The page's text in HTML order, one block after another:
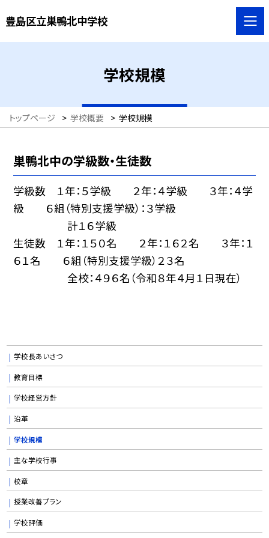
豊島区立巣鴨北中学校
学校規模
トップページ > 学校概要 > 学校規模
巣鴨北中の学級数・生徒数
学級数 １年：５学級 ２年：４学級 ３年：４学
級 ６組（特別支援学級）：３学級
計１６学級
生徒数 １年：１５０名 ２年：１６２名 ３年：１
６１名 ６組（特別支援学級）２３名
全校：４９６名（令和８年４月１日現在）
学校長あいさつ
教育目標
学校経営方針
沿革
学校規模
主な学校行事
校章
授業改善プラン
学校評価